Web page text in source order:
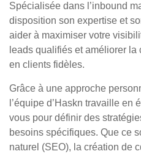
Spécialisée dans l’inbound
disposition son expertise et
aider à maximiser votre
leads qualifiés et améliorer
en clients fidèles.
Grâce à une approche
l’équipe d’Haskn travaille en
vous pour définir des
besoins spécifiques. Que ce
naturel (SEO), la création de